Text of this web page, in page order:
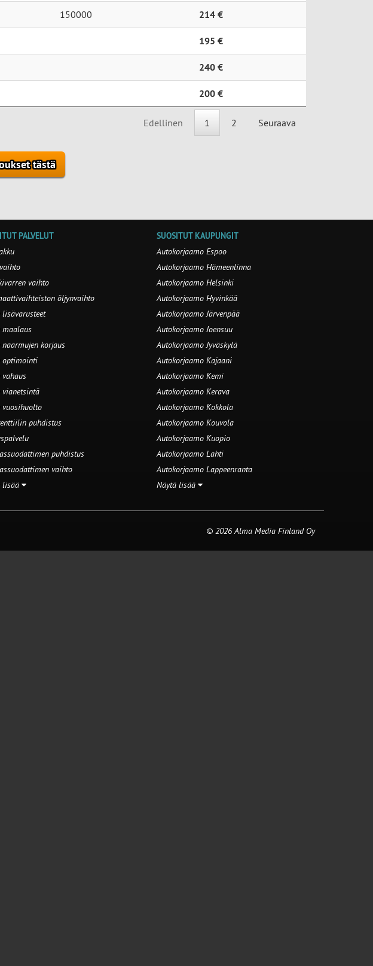
150000 214 €
195 €
240 €
200 €
Edellinen 1 2 Seuraava
tästä
PALVELUT
vaihto
öljynvaihto
lisävarusteet
maalaus
naarmujen korjaus
optimointi
vianetsintä
vuosihuolto
puhdistus
puhdistus
vaihto
lisää
SUOSITUT KAUPUNGIT
Autokorjaamo Espoo
Autokorjaamo Hämeenlinna
Autokorjaamo Helsinki
Autokorjaamo Hyvinkää
Autokorjaamo Järvenpää
Autokorjaamo Joensuu
Autokorjaamo Jyväskylä
Autokorjaamo Kajaani
Autokorjaamo Kemi
Autokorjaamo Kerava
Autokorjaamo Kokkola
Autokorjaamo Kouvola
Autokorjaamo Kuopio
Autokorjaamo Lahti
Autokorjaamo Lappeenranta
Näytä lisää
© 2026 Alma Media Finland Oy